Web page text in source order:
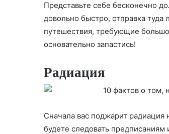
Представьте себе бесконечно
довольно быстро, отправка
путешествия, требующие
основательно запастись!
Радиация
Сначала вас поджарит
будете следовать